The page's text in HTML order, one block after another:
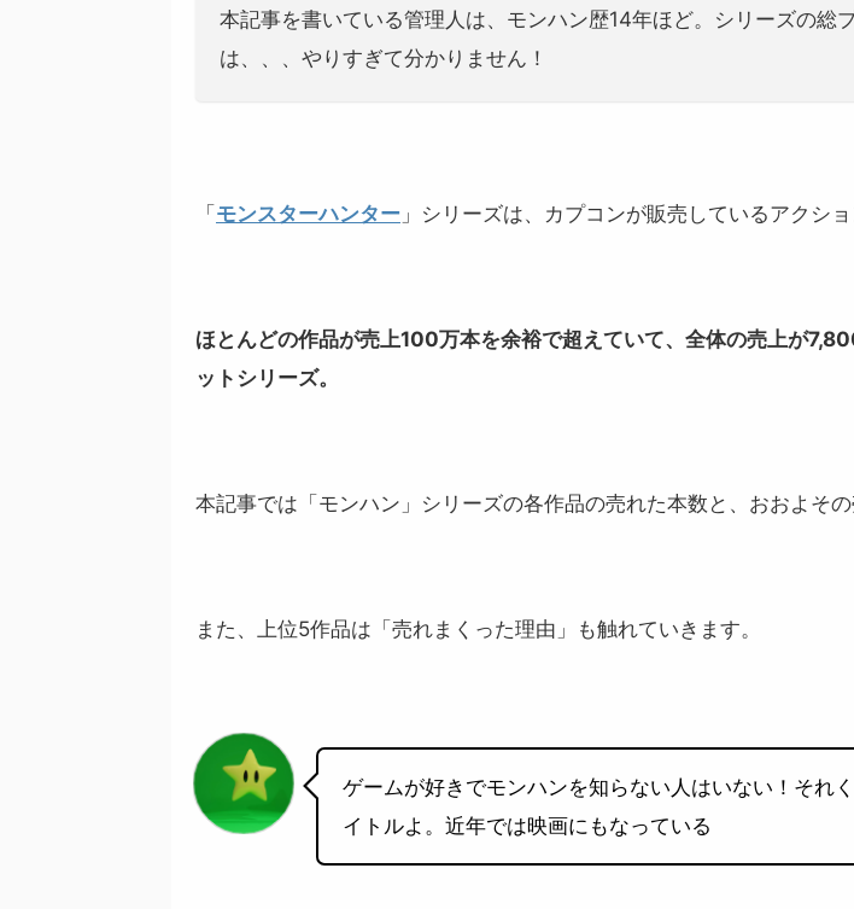
本記事を書いている管理人は、モンハン歴14年ほど。シリーズの総
は、、、やりすぎて分かりません！
「 モンスターハンター 」シリーズは、カプコンが販売しているアクショ
ほとんどの作品が売上100万本を余裕で超えていて、全体の売上が
ットシリーズ。
本記事では「モンハン」シリーズの各作品の売れた本数と、おおよその
また、上位5作品は「売れまくった理由」も触れていきます。
ゲームが好きでモンハンを知らない人はいない！それ
イトルよ。近年では映画にもなっている